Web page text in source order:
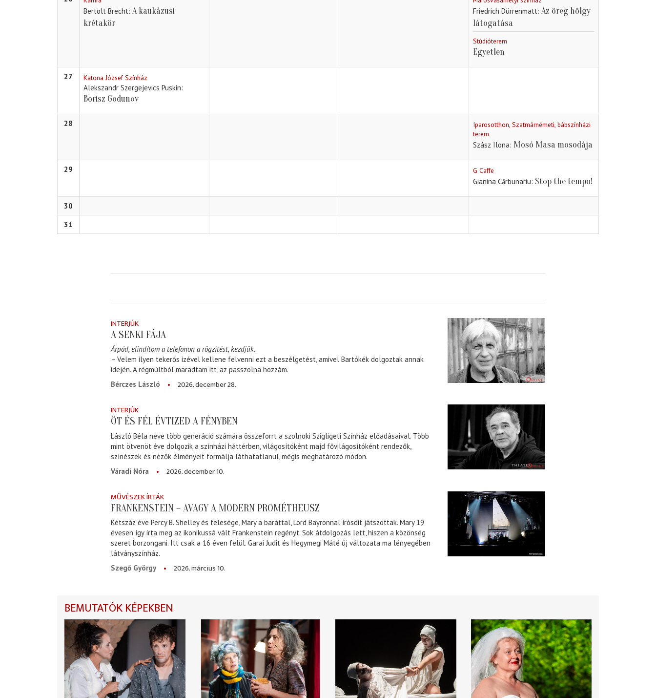
Bertolt Brecht A kaukázusi
krétakör
Friedrich Dürrenmatt Az öreg hölgy
látogatása
Stúdióterem
Egyetlen
27 Katona József Színház
Alekszandr Szergejevics Puskin
Borisz Godunov
28
Iparosotthon, Szatmárnémeti, bábszínházi
terem
Szász Ilona Mosó Masa mosodája
29 G Caffe
Gianina Cărbunariu Stop the tempo!
30
31
INTERJÚK
A SENKI FÁJA
Árpád, elindítom a telefonon a rögzítést, kezdjük.
– Velem ilyen tekerős izével kellene felvenni ezt a beszélgetést, amivel Bartókék dolgoztak annak
idején. A régmúltból maradtam itt, az passzolna hozzám.
Bérczes László
2026. december 28.
INTERJÚK
ÖT ÉS FÉL ÉVTIZED A FÉNYBEN
László Béla neve több generáció számára összeforrt a szolnoki Szigligeti Színház előadásaival. Több
mint ötvenöt éve dolgozik a színházi háttérben, világosítóként majd fővilágosítóként rendezők,
színészek és nézők élményeit formálja láthatatlanul, mégis meghatározó módon.
Váradi Nóra
2026. december 10.
MŰVÉSZEK ÍRTÁK
FRANKENSTEIN – AVAGY A MODERN PROMÉTHEUSZ
Kétszáz éve Percy B. Shelley és felesége, Mary a baráttal, Lord Bayronnal írósdit játszottak. Mary 19
évesen így írta meg az ikonikussá vált Frankenstein regényt. Sok átdolgozás lett, hiszen a közönség
szeret borzongani. Itt csak a 16 éven felül. Garai Judit és Hegymegi Máté új változata ma lényegében
látványszínház.
Szegő György
2026. március 10.
BEMUTATÓK KÉPEKBEN